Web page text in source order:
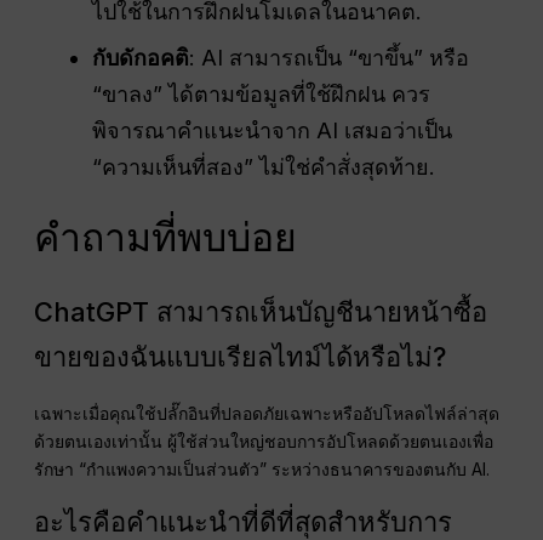
ไปใช้ในการฝึกฝนโมเดลในอนาคต.
กับดักอคติ: AI สามารถเป็น “ขาขึ้น” หรือ
“ขาลง” ได้ตามข้อมูลที่ใช้ฝึกฝน ควร
พิจารณาคำแนะนำจาก AI เสมอว่าเป็น
“ความเห็นที่สอง” ไม่ใช่คำสั่งสุดท้าย.
คำถามที่พบบ่อย
ChatGPT สามารถเห็นบัญชีนายหน้าซื้อ
ขายของฉันแบบเรียลไทม์ได้หรือไม่?
เฉพาะเมื่อคุณใช้ปลั๊กอินที่ปลอดภัยเฉพาะหรืออัปโหลดไฟล์ล่าสุด
ด้วยตนเองเท่านั้น ผู้ใช้ส่วนใหญ่ชอบการอัปโหลดด้วยตนเองเพื่อ
รักษา “กำแพงความเป็นส่วนตัว” ระหว่างธนาคารของตนกับ AI.
อะไรคือคำแนะนำที่ดีที่สุดสำหรับการ